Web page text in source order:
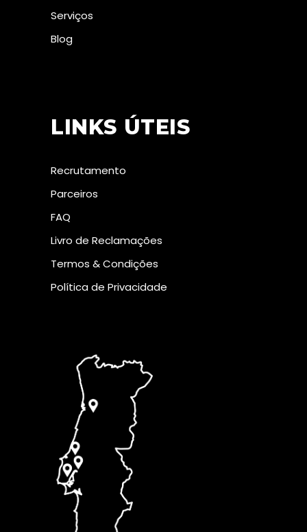
Serviços
Blog
LINKS ÚTEIS
Recrutamento
Parceiros
FAQ
Livro de Reclamações
Termos & Condições
Política de Privacidade